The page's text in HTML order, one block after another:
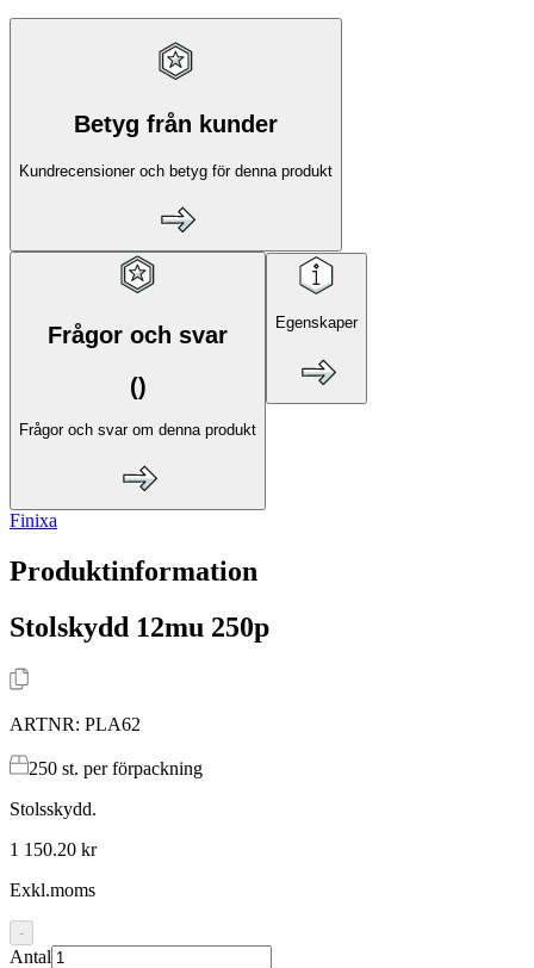
Betyg från kunder
Kundrecensioner och betyg för denna produkt
Frågor och svar
()
Frågor och svar om denna produkt
Egenskaper
Finixa
Produktinformation
Stolskydd 12mu 250p
ARTNR: PLA62
250 st. per förpackning
Stolsskydd.
1 150.20 kr
Exkl.moms
-
Antal